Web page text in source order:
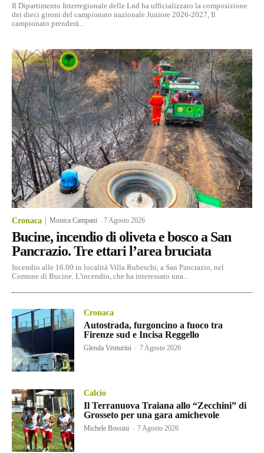
Il Dipartimento Interregionale delle Lnd ha ufficializzato la composizione
dei dieci gironi del campionato nazionale Juniore 2026-2027, Il
campionato prenderà...
Cronaca Monica Campani -7 Agosto 2026
Bucine, incendio di oliveta e bosco a San
Pancrazio. Tre ettari l’area bruciata
Incendio alle 16.00 in località Villa Rubeschi, a San Pancrazio, nel
Comune di Bucine. L'incendio, che ha interessato una...
Cronaca
Autostrada, furgoncino a fuoco tra
Firenze sud e Incisa Reggello
Glenda Venturini - 7 Agosto 2026
Calcio
Il Terranuova Traiana allo “Zecchini” di
Grosseto per una gara amichevole
Michele Bossini - 7 Agosto 2026